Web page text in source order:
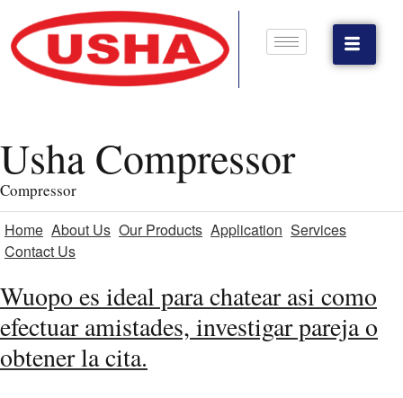
Usha Compressor
Compressor
Home About Us Our Products Application Services
Contact Us
Wuopo es ideal para chatear asi­ como
efectuar amistades, investigar pareja o
obtener la cita.